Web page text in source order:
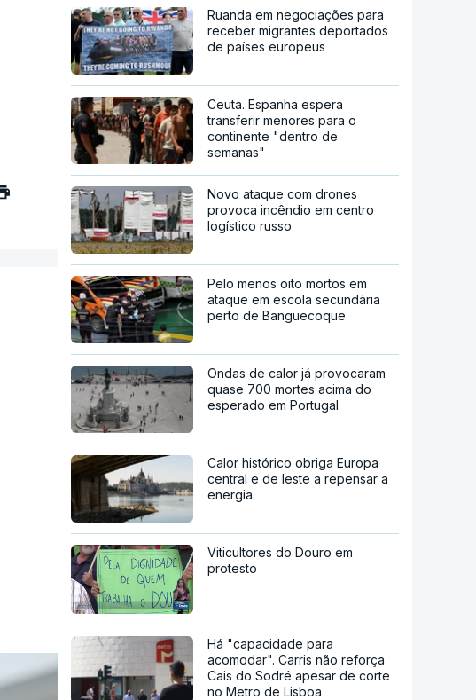
Ruanda em negociações para
receber migrantes deportados
de países europeus
Ceuta. Espanha espera
transferir menores para o
continente "dentro de
semanas"
Novo ataque com drones
provoca incêndio em centro
logístico russo
Pelo menos oito mortos em
ataque em escola secundária
perto de Banguecoque
Ondas de calor já provocaram
quase 700 mortes acima do
esperado em Portugal
Calor histórico obriga Europa
central e de leste a repensar a
energia
Viticultores do Douro em
protesto
Há "capacidade para
acomodar". Carris não reforça
Cais do Sodré apesar de corte
no Metro de Lisboa